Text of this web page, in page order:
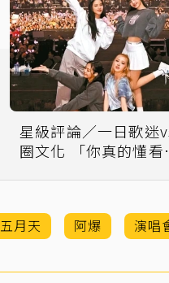
星級評論／一日歌迷
圈文化 「你真的懂看
五月天 阿爆 演唱